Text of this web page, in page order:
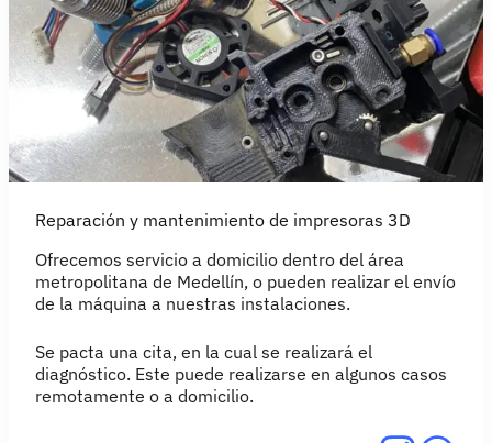
Reparación y mantenimiento de impresoras 3D
Ofrecemos servicio a domicilio dentro del área
metropolitana de Medellín, o pueden realizar el envío
de la máquina a nuestras instalaciones.
Se pacta una cita, en la cual se realizará el
diagnóstico. Este puede realizarse en algunos casos
remotamente o a domicilio.